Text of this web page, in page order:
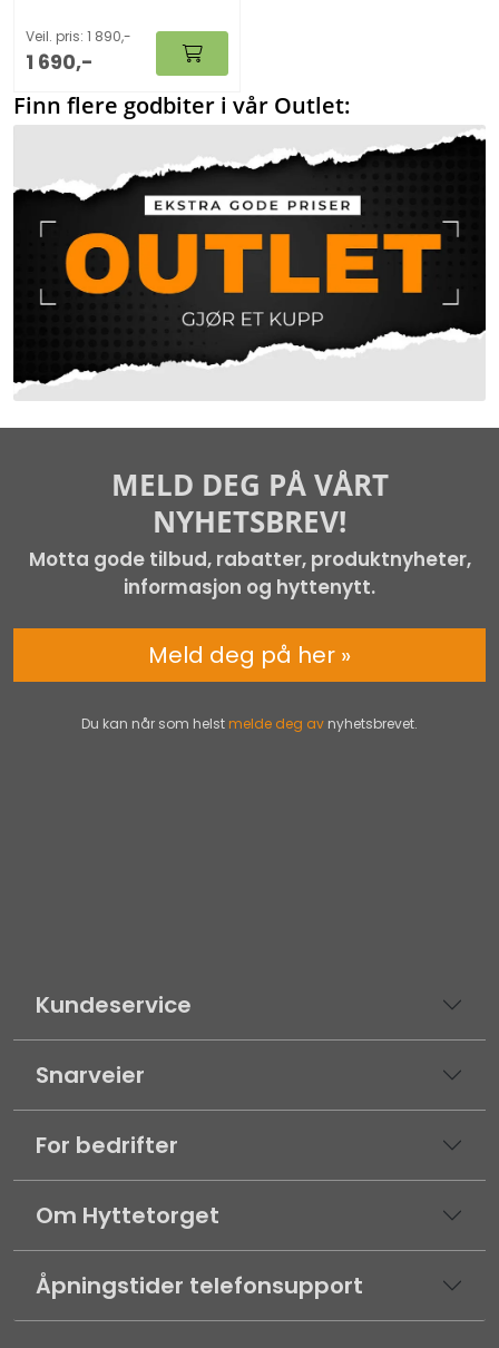
bålkosen bedre – perfekt
alene eller i kombinasjon
med Bålboosteren. Passer
til de fleste bålpanner på
markedet.
Veil. pris: 1 890,-
1 690,-
Finn flere godbiter i vår Outlet:
Kundeservice
Snarveier
For bedrifter
Om Hyttetorget
Åpningstider telefonsupport
MELD DEG PÅ VÅRT
NYHETSBREV!
Motta gode tilbud, rabatter, produktnyheter,
informasjon og hyttenytt.
Du kan når som helst melde deg av nyhetsbrevet.
Meld deg på her »